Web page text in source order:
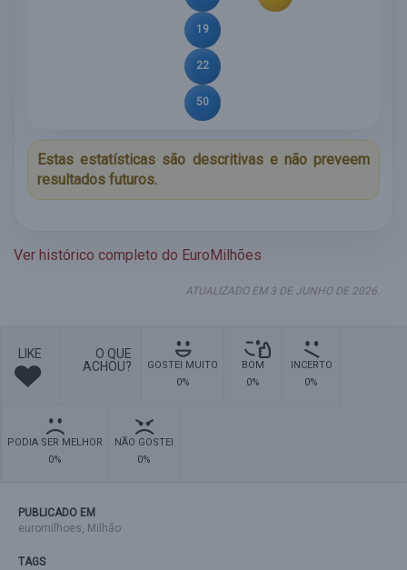
19
22
50
Estas estatísticas são descritivas e não preveem
resultados futuros.
Ver histórico completo do EuroMilhões
ATUALIZADO EM 3 DE JUNHO DE 2026.
LIKE
O QUE
ACHOU?
GOSTEI MUITO
0%
BOM
0%
INCERTO
0%
PODIA SER MELHOR
0%
NÃO GOSTEI
0%
PUBLICADO EM
euromilhoes, Milhão
TAGS